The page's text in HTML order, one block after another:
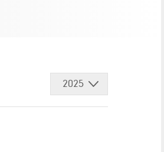
2025